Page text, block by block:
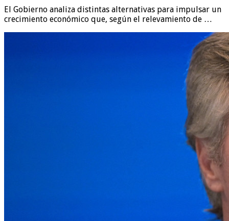
El Gobierno analiza distintas alternativas para impulsar un
crecimiento económico que, según el relevamiento de …